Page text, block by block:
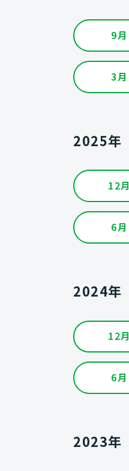
9月
3月
2025年
12月
6月
2024年
12月
6月
2023年